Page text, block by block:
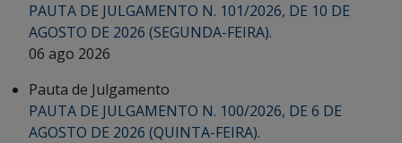
PAUTA DE JULGAMENTO N. 101/2026, DE 10 DE
AGOSTO DE 2026 (SEGUNDA-FEIRA).
06 ago 2026
Pauta de Julgamento
PAUTA DE JULGAMENTO N. 100/2026, DE 6 DE
AGOSTO DE 2026 (QUINTA-FEIRA).